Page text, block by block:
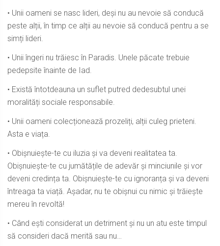
• Unii oameni se nasc lideri, deși nu au nevoie să conducă
peste alții, în timp ce alții au nevoie să conducă pentru a se
simți lideri.
• Unii îngeri nu trăiesc în Paradis. Unele păcate trebuie
pedepsite înainte de Iad.
• Există întotdeauna un suflet putred dedesubtul unei
moralități sociale responsabile.
• Unii oameni colecționează prozeliți, alții culeg prieteni.
Asta e viața.
• Obișnuiește-te cu iluzia și va deveni realitatea ta.
Obișnuiește-te cu jumătățile de adevăr și minciunile și vor
deveni credința ta. Obișnuiește-te cu ignoranța și va deveni
întreaga ta viață. Așadar, nu te obișnui cu nimic și trăiește
mereu în revoltă!
• Când ești considerat un detriment și nu un atu este timpul
să consideri dacă merită sau nu…